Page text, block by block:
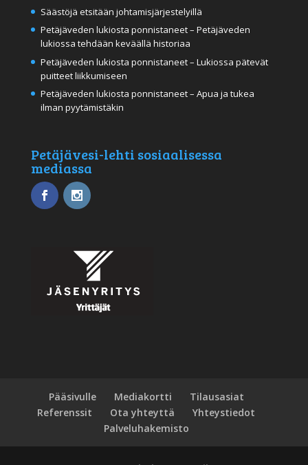
Säästöjä etsitään johtamisjärjestelyillä
Petäjäveden lukiosta ponnistaneet – Petäjäveden
lukiossa tehdään keväällä historiaa
Petäjäveden lukiosta ponnistaneet – Lukiossa pätevät
puitteet liikkumiseen
Petäjäveden lukiosta ponnistaneet – Apua ja tukea
ilman pyytämistäkin
Petäjävesi-lehti sosiaalisessa
mediassa
Pääsivulle Mediakortti
Tilausasiat
Referenssit
Ota yhteyttä
Yhteystiedot
Palveluhakemisto